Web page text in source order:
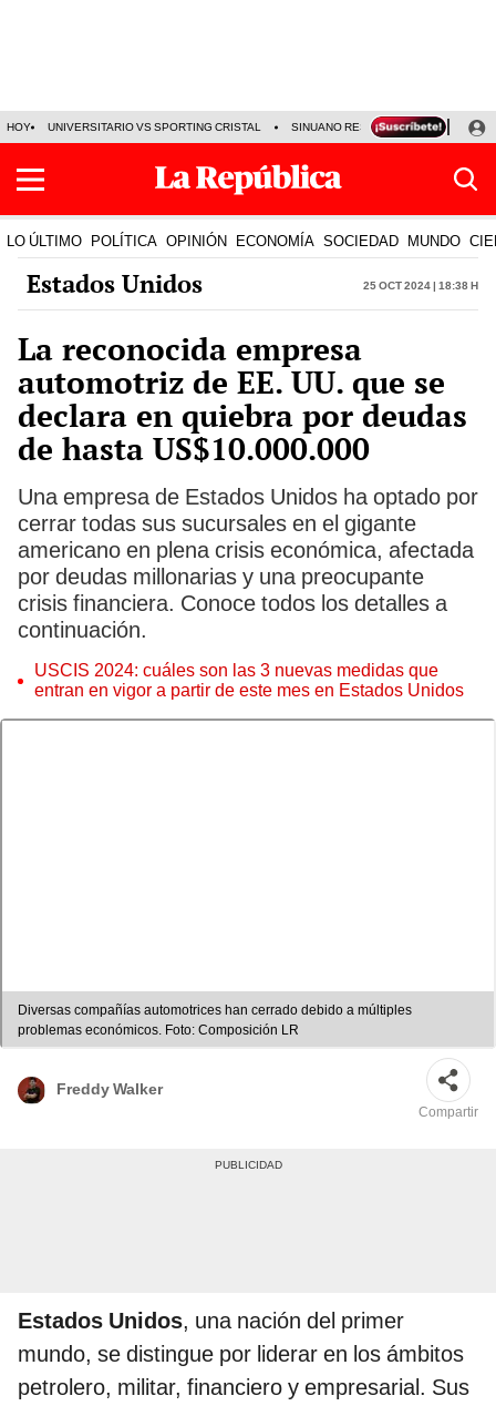
HOY UNIVERSITARIO VS SPORTING CRISTAL SINUANO RESULTADOS HOY
LO ÚLTIMO POLÍTICA OPINIÓN ECONOMÍA SOCIEDAD MUNDO
Estados Unidos 25 Oct 2024 | 18:38 h
La reconocida empresa
automotriz de EE. UU. que se
declara en quiebra por deudas
de hasta US$10.000.000
Una empresa de Estados Unidos ha optado por
cerrar todas sus sucursales en el gigante
americano en plena crisis económica, afectada
por deudas millonarias y una preocupante
crisis financiera. Conoce todos los detalles a
continuación.
USCIS 2024: cuáles son las 3 nuevas medidas que
entran en vigor a partir de este mes en Estados Unidos
Diversas compañías automotrices han cerrado debido a múltiples
problemas económicos. Foto: Composición LR
Freddy Walker
Compartir
Estados Unidos, una nación del primer
mundo, se distingue por liderar en los ámbitos
petrolero, militar, financiero y empresarial. Sus